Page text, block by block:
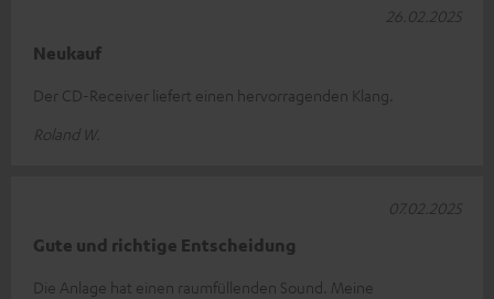
Neukauf
Der CD-Receiver liefert einen hervorragenden Klang.
Roland W.
26.02.2025
Gute und richtige Entscheidung
Die Anlage hat einen raumfüllenden Sound. Meine
07.02.2025